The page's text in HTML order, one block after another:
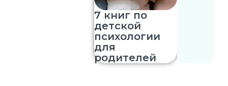
7 книг по
детской
психологии
для
родителей